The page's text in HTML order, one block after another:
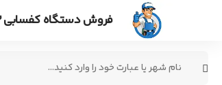
فروش دستگاه کفسابی ۰۹۱۲۱۹۸۶۳۰۳
برای: